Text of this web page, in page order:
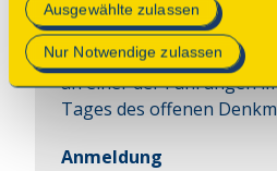
Datenschutzerklärung.
Ausgewählte zulassen
Nur Notwendige zulassen
der Grugabad-Kasse,
Grugabad-Freunde.
an einer der Führungen
Tages des offenen
Anmeldung